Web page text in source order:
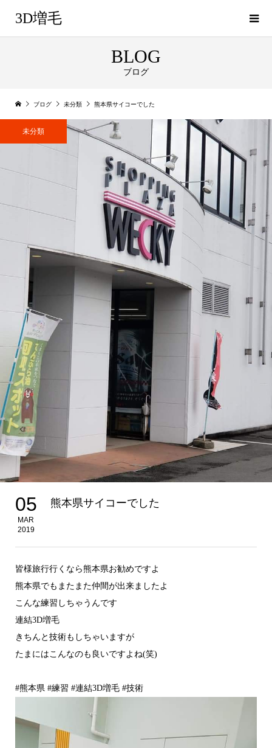
3D増毛
BLOG
ブログ
ブログ 未分類 熊本県サイコーでした
未分類
05
MAR
2019
熊本県サイコーでした
皆様旅行行くなら熊本県お勧めですよ
熊本県でもまたまた仲間が出来ましたよ
こんな練習しちゃうんです
連結3D増毛
きちんと技術もしちゃいますが
たまにはこんなのも良いですよね(笑)
#熊本県 #練習 #連結3D増毛 #技術